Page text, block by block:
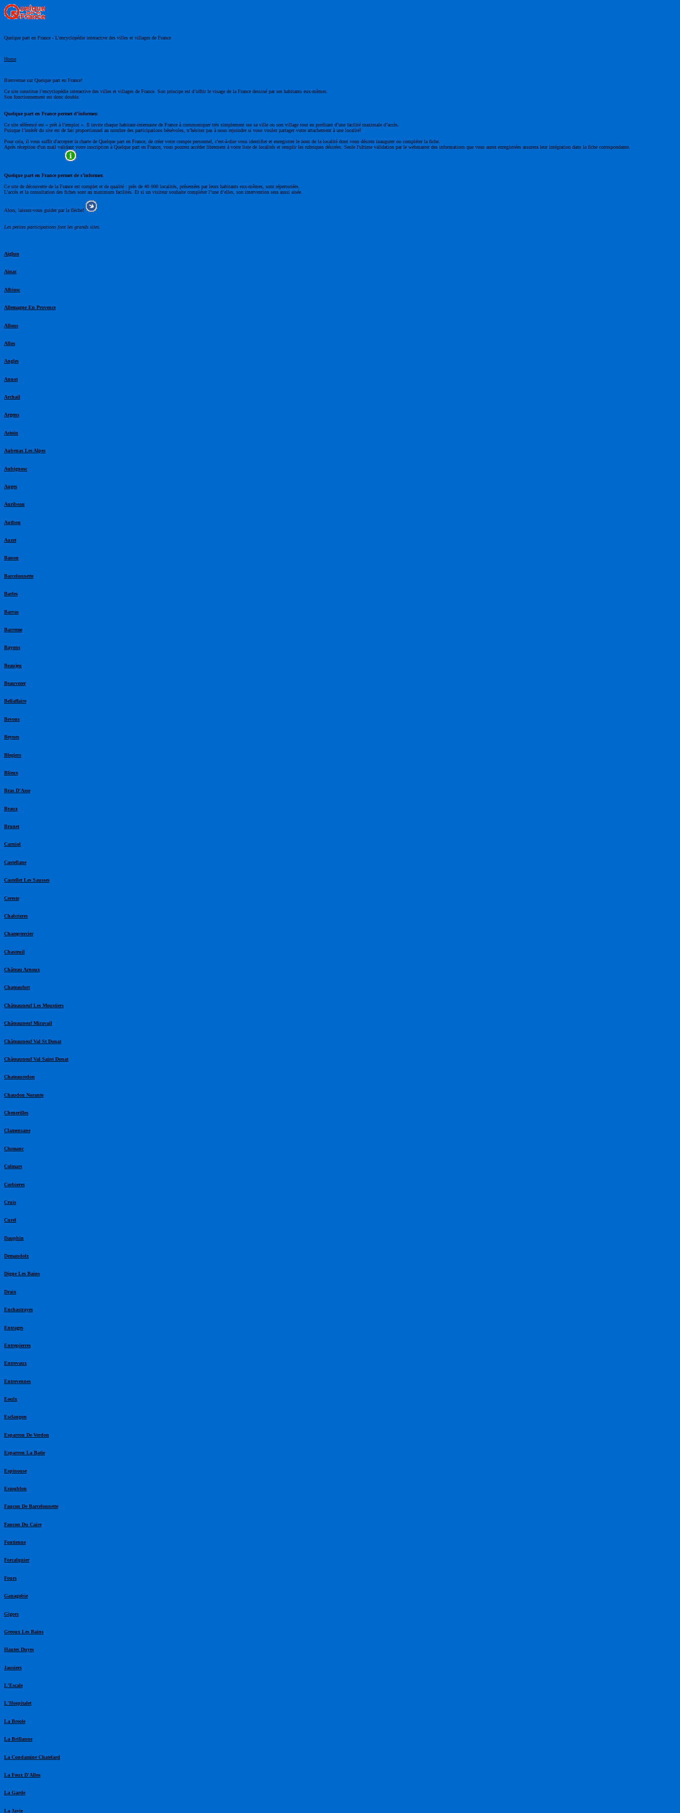
Quelque part en France - L’encyclopédie interactive des villes et villages de France
Home
Bienvenue sur Quelque part en France!
Ce site constitue l’encyclopédie interactive des villes et villages de France. Son principe est d’offrir le visage de la France dessiné par ses habitants eux-mêmes.
Son fonctionnement est donc double.
Quelque part en France permet d’informer.
Ce site référencé est « prêt à l’emploi ». Il invite chaque habitant-internaute de France à communiquer très simplement sur sa ville ou son village tout en profitant d’une facilité maximale d’accès.
Puisque l’intérêt du site est de fait proportionnel au nombre des participations bénévoles, n’hésitez pas à nous rejoindre si vous voulez partager votre attachement à une localité!
Pour cela, il vous suffit d'accepter la charte de Quelque part en France, de créer votre compte personnel, c'est-à-dire vous identifier et enregistrer le nom de la localité dont vous désirez inaugurer ou compléter la fiche.
Après réception d'un mail validant votre inscription à Quelque part en France, vous pourrez accéder librement à votre liste de localités et remplir les rubriques désirées. Seule l'ultime validation par le webmaster des informations que vous aurez enregistrées assurera leur intégration dans la fiche correspondante.
Quelque part en France permet de s’informer.
Ce site de découverte de la France est complet et de qualité : près de 40 000 localités, présentées par leurs habitants eux-mêmes, sont répertoriées.
L’accès et la consultation des fiches sont au maximum facilités. Et si un visiteur souhaite compléter l’une d’elles, son intervention sera aussi aisée.
Alors, laissez-vous guider par la flèche!
Les petites participations font les grands sites.
Aiglun
Ainac
Albiosc
Allemagne En Provence
Allons
Allos
Angles
Annot
Archail
Argens
Astoin
Aubenas Les Alpes
Aubignosc
Auges
Auribeau
Authon
Auzet
Banon
Barcelonnette
Barles
Barras
Barreme
Bayons
Beaujeu
Beauvezer
Bellaffaire
Bevons
Beynes
Blegiers
Blieux
Bras D'Asse
Braux
Brunet
Carniol
Castellane
Castellet Les Sausses
Cereste
Chabrieres
Champtercier
Chasteuil
Château Arnoux
Chateaufort
Châteauneuf Les Moustiers
Châteauneuf Miravail
Châteauneuf Val St Donat
Châteauneuf Val Saint Donat
Chateauredon
Chaudon Norante
Chenerilles
Clamensane
Clumanc
Colmars
Corbieres
Cruis
Curel
Dauphin
Demandolx
Digne Les Bains
Draix
Enchastrayes
Entrages
Entrepierres
Entrevaux
Entrevennes
Eoulx
Esclangon
Esparron De Verdon
Esparron La Batie
Espinouse
Estoublon
Faucon De Barcelonnette
Faucon Du Caire
Fontienne
Forcalquier
Fours
Ganagobie
Gigors
Greoux Les Bains
Hautes Duyes
Jausiers
L'Escale
L'Hospitalet
La Breole
La Brillanne
La Condamine Chatelard
La Foux D'Allos
La Garde
La Javie